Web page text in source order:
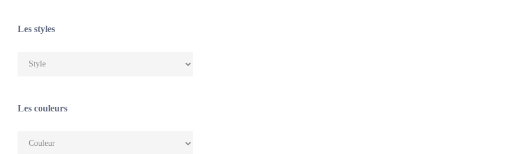
Les styles
Les couleurs